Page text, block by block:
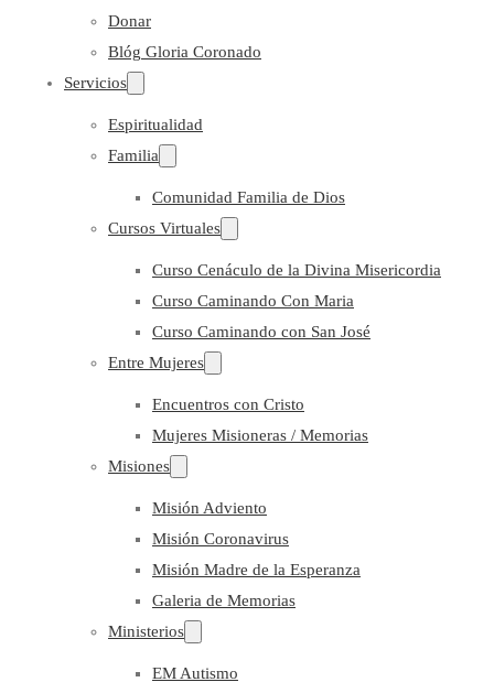
Donar
Blóg Gloria Coronado
Servicios
Espiritualidad
Familia
Comunidad Familia de Dios
Cursos Virtuales
Curso Cenáculo de la Divina Misericordia
Curso Caminando Con Maria
Curso Caminando con San José
Entre Mujeres
Encuentros con Cristo
Mujeres Misioneras / Memorias
Misiones
Misión Adviento
Misión Coronavirus
Misión Madre de la Esperanza
Galeria de Memorias
Ministerios
EM Autismo